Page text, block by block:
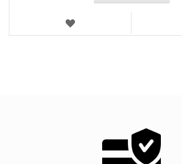
VERLANGLIJST